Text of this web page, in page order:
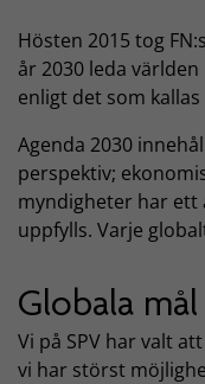
Hösten 2015 tog
år 2030 leda
enligt det som kallas
Agenda 2030
perspektiv;
myndigheter har ett
uppfylls. Varje
Globala
Vi på SPV har valt
vi har störst